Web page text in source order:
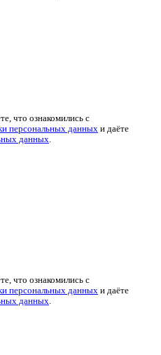
что ознакомились с
персональных данных и даёте
данных.
что ознакомились с
персональных данных и даёте
данных